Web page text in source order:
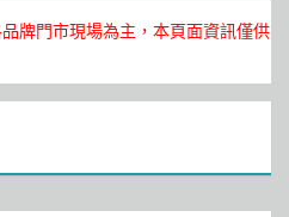
牌門市現場為主，本頁面資訊僅供